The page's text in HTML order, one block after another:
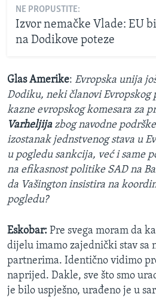
NE PROPUSTITE:
Izvor nemačke Vlade: EU
na Dodikove poteze
Glas Amerike: Evropska unija
Dodiku, neki članovi Evropskog
kazne evropskog komesara za
Varheljijazbog navodne
izostanak jednstvenog stava u
u pogledu sankcija, već i same
na efikasnost politike SAD na
da Vašington insistira na
pogledu?
Eskobar: Pre svega moram da
dijelu imamo zajednički stav sa
partnerima. Identično vidimo
naprijed. Dakle, sve što smo
je bilo uspješno, urađeno je u